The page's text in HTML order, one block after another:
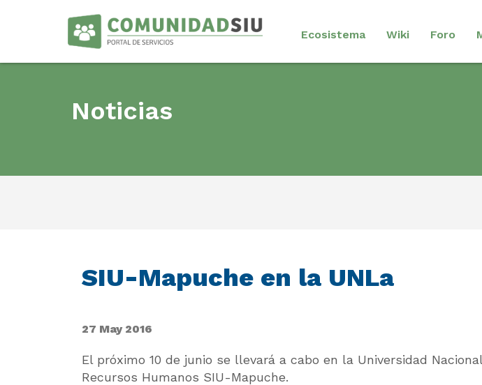
Ecosistema Wiki Foro
Noticias
SIU-Mapuche en la UNLa
27 May 2016
El próximo 10 de junio se llevará a cabo en la Universidad
Recursos Humanos SIU-Mapuche.